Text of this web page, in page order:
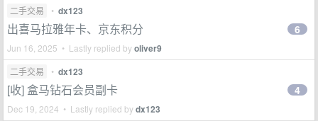
二手交易 • dx123
出喜马拉雅年卡、京东积分
Jun 16, 2025 • Lastly replied byoliver9
6
二手交易 • dx123
[收] 盒马钻石会员副卡
Dec 19, 2024 • Lastly replied bydx123
4